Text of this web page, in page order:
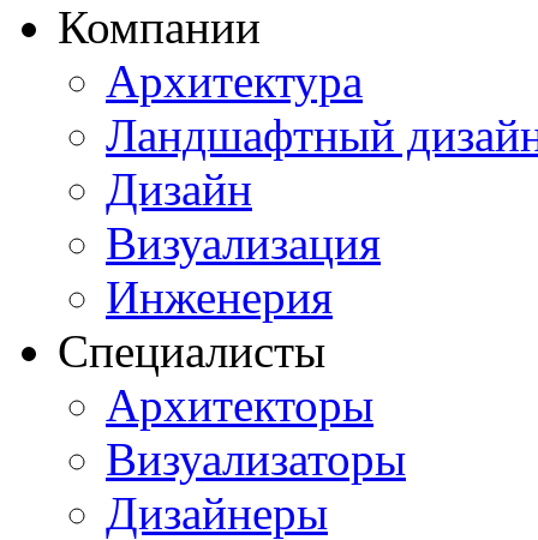
Компании
Архитектура
Ландшафтный
Дизайн
Визуализация
Инженерия
Специалисты
Архитекторы
Визуализаторы
Дизайнеры